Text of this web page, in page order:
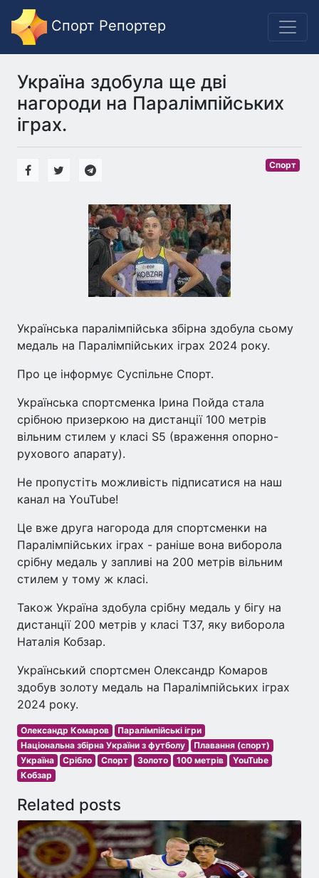
Спорт Репортер
Україна здобула ще дві
нагороди на Паралімпійських
іграх.
Спорт
Українська паралімпійська збірна здобула сьому
медаль на Паралімпійських іграх 2024 року.
Про це інформує Суспільне Спорт.
Українська спортсменка Ірина Пойда стала
срібною призеркою на дистанції 100 метрів
вільним стилем у класі S5 (враження опорно-
рухового апарату).
Не пропустіть можливість підписатися на наш
канал на YouTube!
Це вже друга нагорода для спортсменки на
Паралімпійських іграх - раніше вона виборола
срібну медаль у запливі на 200 метрів вільним
стилем у тому ж класі.
Також Україна здобула срібну медаль у бігу на
дистанції 200 метрів у класі Т37, яку виборола
Наталія Кобзар.
Український спортсмен Олександр Комаров
здобув золоту медаль на Паралімпійських іграх
2024 року.
Олександр Комаров
Паралімпійські ігри
Національна збірна України з футболу
Плавання (спорт)
Україна
Срібло Спорт Золото 100 метрів
YouTube
Кобзар
Related posts